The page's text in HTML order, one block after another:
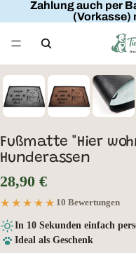
Zahlung auch per
(Vorkasse)
HIER
HUNDENAME
MIT
Fußmatte "Hier
Hunderassen
28,90 €
★★★★★
★★★★★ 10 Bewertungen
In 10 Sekunden einfach
Ideal als Geschenk